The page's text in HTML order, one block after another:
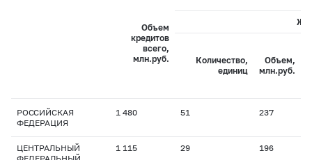
Объем
кредитов
всего,
млн.руб.
Количество,
единиц
Объем,
млн.руб.
РОССИЙСКАЯ
ФЕДЕРАЦИЯ
1 480 51 237
ЦЕНТРАЛЬНЫЙ
1 115 29 196